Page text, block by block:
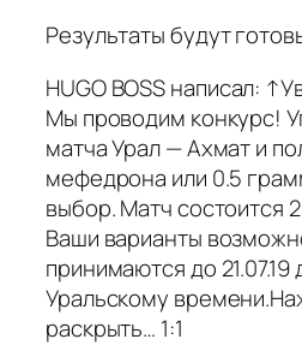
Результаты будут
HUGO BOSS написал:
Мы проводим конкурс!
матча Урал — Ахмат и
мефедрона или 0.5
выбор. Матч состоится
Ваши варианты
принимаются до 21.07.19
Уральскому
раскрыть… 1:1